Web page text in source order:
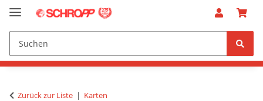
Zurück zur Liste Karten